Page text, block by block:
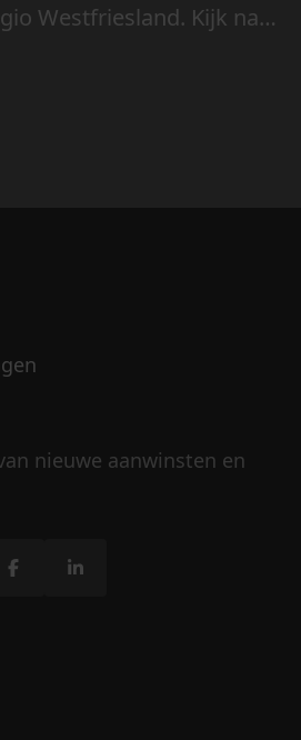
Westfriesland. Kijk naar
nieuwe aanwinsten en